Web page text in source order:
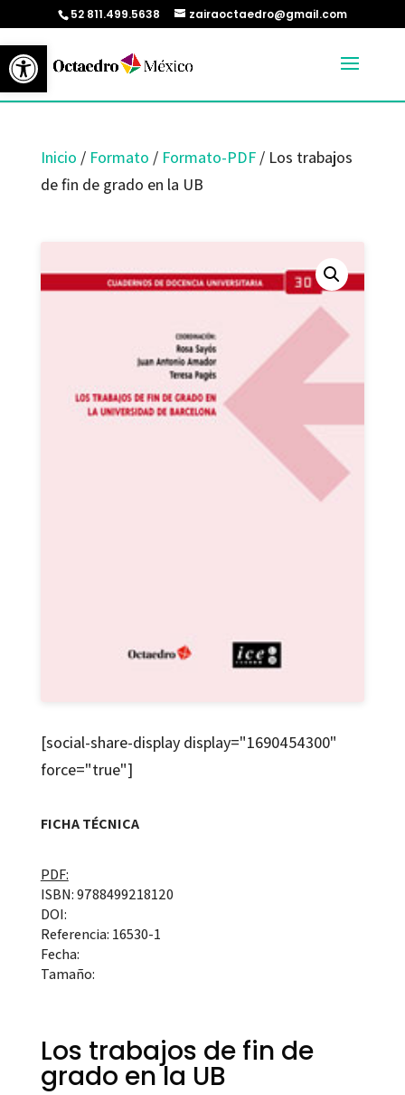
Abrir barra de herramientas
52 811.499.5638 zairaoctaedro@gmail.com
Inicio / Formato / Formato-PDF/ Los trabajos
de fin de grado en la UB
[social-share-display display="1690454300"
force="true"]
FICHA TÉCNICA
PDF:
ISBN: 9788499218120
DOI:
Referencia: 16530-1
Fecha:
Tamaño:
Los trabajos de fin de
grado en la UB